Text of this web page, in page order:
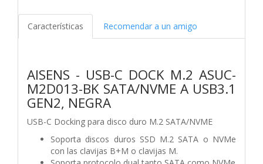
Características Recomendar a un amigo
AISENS - USB-C DOCK M.2 ASUC-
M2D013-BK SATA/NVME A USB3.1
GEN2, NEGRA
USB-C Docking para disco duro M.2 SATA/NVME
Soporta discos duros SSD M.2 SATA o NVMe
con las clavijas B+M o clavijas M.